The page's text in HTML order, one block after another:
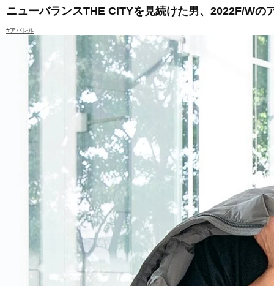
ニューバランスTHE CITYを見続けた男、2022F/Wの
#アパレル